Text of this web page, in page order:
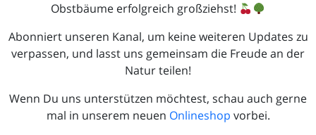
Obstbäume erfolgreich großziehst!
Abonniert unseren Kanal, um keine weiteren Updates zu
verpassen, und lasst uns gemeinsam die Freude an der
Natur teilen!
Wenn Du uns unterstützen möchtest, schau auch gerne
mal in unserem neuen Onlineshop vorbei.